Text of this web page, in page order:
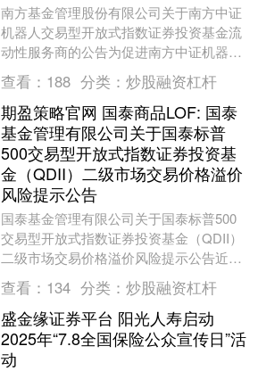
南方基金管理股份有限公司关于南方中证
机器人交易型开放式指数证券投资基金流
动性服务商的公告为促进南方中证机器人
交易型开放式指数证券投资基金（场内简
称“机器人ETF....
查看： 188 分类： 炒股融资杠杆
期盈策略官网 国泰商品LOF: 国泰
基金管理有限公司关于国泰标普
500交易型开放式指数证券投资基
金（QDII）二级市场交易价格溢价
风险提示公告
国泰基金管理有限公司关于国泰标普500
交易型开放式指数证券投资基金（QDII）
二级市场交易价格溢价风险提示公告近
期，国泰基金管理有限公司（以下简称“基
金管理人”....
查看： 134 分类： 炒股融资杠杆
盛金缘证券平台 阳光人寿启动
2025年“7.8全国保险公众宣传日”活
动